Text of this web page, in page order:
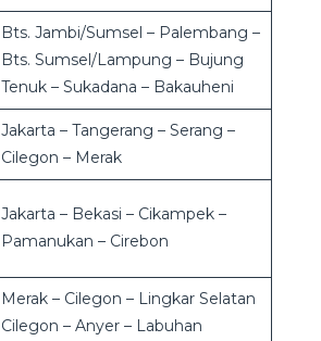
Bts. Jambi/Sumsel – Palembang –
Bts. Sumsel/Lampung – Bujung
Tenuk – Sukadana – Bakauheni
Jakarta – Tangerang – Serang –
Cilegon – Merak
Jakarta – Bekasi – Cikampek –
Pamanukan – Cirebon
Merak – Cilegon – Lingkar Selatan
Cilegon – Anyer – Labuhan